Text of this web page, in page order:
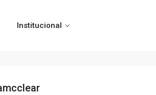
Institucional